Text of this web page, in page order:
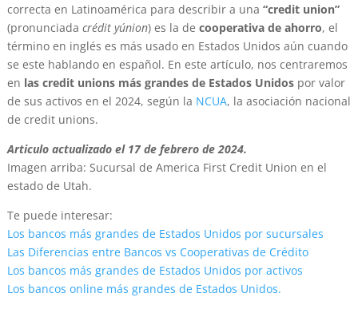
correcta en Latinoamérica para describir a una “credit union”
(pronunciada crédit yúnion) es la de cooperativa de ahorro, el
término en inglés es más usado en Estados Unidos aún cuando
se este hablando en español. En este artículo, nos centraremos
en las credit unions más grandes de Estados Unidospor valor
de sus activos en el 2024, según la NCUA, la asociación nacional
de credit unions.
Articulo actualizado el 17 de febrero de 2024.
Imagen arriba: Sucursal de America First Credit Union en el
estado de Utah.
Te puede interesar:
Los bancos más grandes de Estados Unidos por sucursales
Las Diferencias entre Bancos vs Cooperativas de Crédito
Los bancos más grandes de Estados Unidos por activos
Los bancos online más grandes de Estados Unidos.